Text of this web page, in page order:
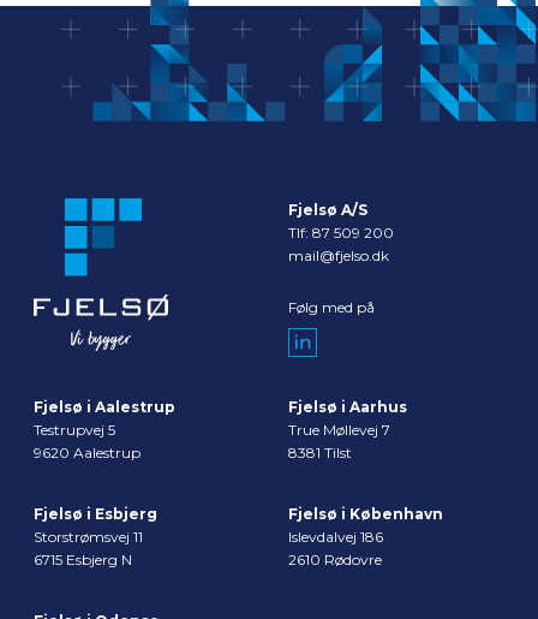
Fjelsø A/S
Tlf: 87 509 200
mail@fjelso.dk
Følg med på
Fjelsø i Aalestrup
Testrupvej 5
9620 Aalestrup
Fjelsø i Aarhus
True Møllevej 7
8381 Tilst
Fjelsø i Esbjerg
Storstrømsvej 11
6715 Esbjerg N
Fjelsø i København
Islevdalvej 186
2610 Rødovre